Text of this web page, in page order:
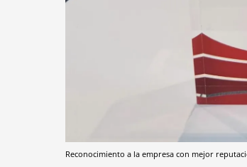
Reconocimiento a la empresa con mejor